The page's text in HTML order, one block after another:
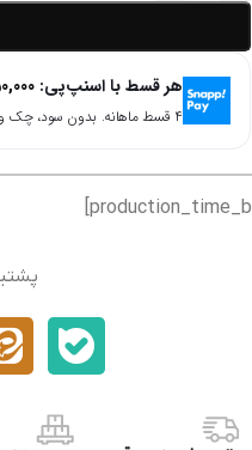
هر قسط با اسنپ‌پی:
۴ قسط ماهانه. بدون سود، چک و ضامن.